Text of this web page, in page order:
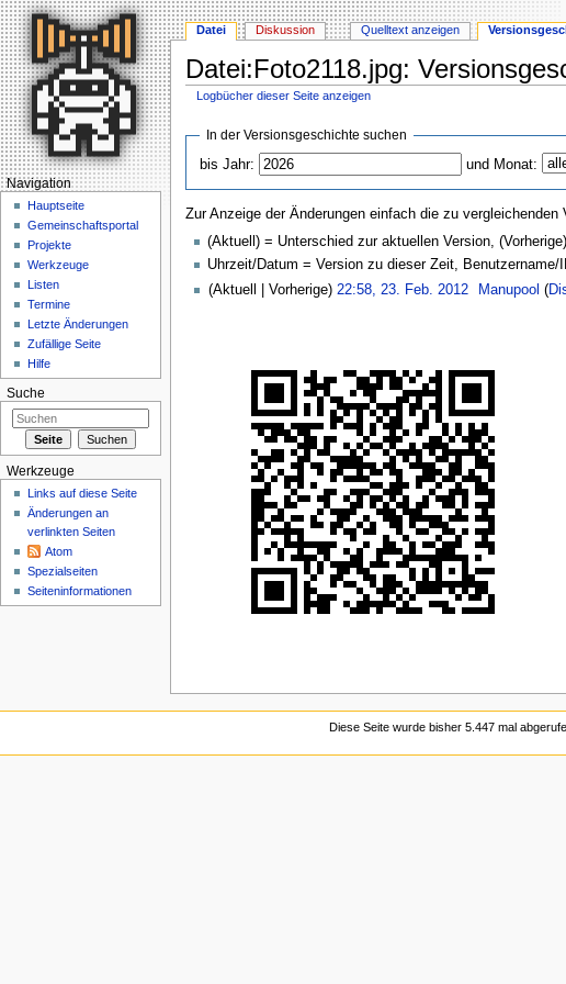
Datei:Foto2118.jpg:
Logbücher dieser Seite anzeigen
In der Versionsgeschichte suchen
bis Jahr:
und Monat:
Zur Anzeige der Änderungen einfach die zu
(Aktuell) = Unterschied zur aktuellen Version,
Uhrzeit/Datum = Version zu dieser Zeit,
(Aktuell | Vorherige) 22:58, 23. Feb. 2012‎ Manupool (
Datei Diskussion Quelltext anzeigen
Navigation
Hauptseite
Gemeinschaftsportal
Projekte
Werkzeuge
Listen
Termine
Letzte Änderungen
Zufällige Seite
Hilfe
Suche
Werkzeuge
Links auf diese Seite
Änderungen an
verlinkten Seiten
Atom
Spezialseiten
Seiten­informationen
Diese Seite wurde bisher 5.447 mal